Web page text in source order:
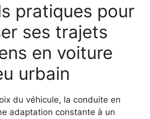
pratiques pour
ses trajets
en voiture
urbain
du véhicule, la conduite en
adaptation constante à un